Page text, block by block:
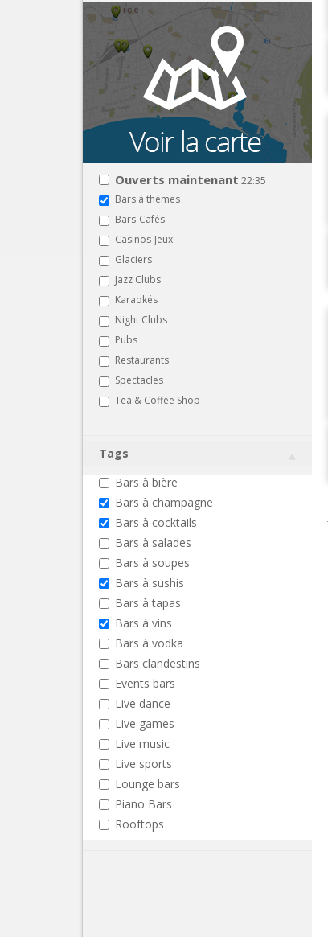
Ouverts maintenant 22:35
Bars à thèmes
Bars-Cafés
Casinos-Jeux
Glaciers
Jazz Clubs
Karaokés
Night Clubs
Pubs
Restaurants
Spectacles
Tea & Coffee Shop
Tags
Bars à bière
Bars à champagne
Bars à cocktails
Bars à salades
Bars à soupes
Bars à sushis
Bars à tapas
Bars à vins
Bars à vodka
Bars clandestins
Events bars
Live dance
Live games
Live music
Live sports
Lounge bars
Piano Bars
Rooftops